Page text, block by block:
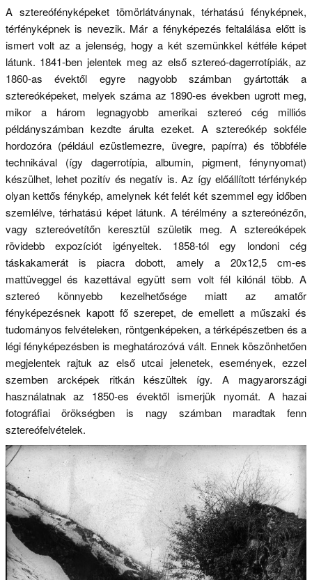
A sztereófényképeket tömörlátványnak, térhatású fényképnek,
térfényképnek is nevezik. Már a fényképezés feltalálása előtt is
ismert volt az a jelenség, hogy a két szemünkkel kétféle képet
látunk. 1841-ben jelentek meg az első sztereó-dagerrotípiák, az
1860-as évektől egyre nagyobb számban gyártották a
sztereóképeket, melyek száma az 1890-es években ugrott meg,
mikor a három legnagyobb amerikai sztereó cég milliós
példányszámban kezdte árulta ezeket. A sztereókép sokféle
hordozóra (például ezüstlemezre, üvegre, papírra) és többféle
technikával (így dagerrotípia, albumin, pigment, fénynyomat)
készülhet, lehet pozitív és negatív is. Az így előállított térfénykép
olyan kettős fénykép, amelynek két felét két szemmel egy időben
szemlélve, térhatású képet látunk. A térélmény a sztereónézőn,
vagy sztereóvetítőn keresztül születik meg. A sztereóképek
rövidebb expozíciót igényeltek. 1858-tól egy londoni cég
táskakamerát is piacra dobott, amely a 20x12,5 cm-es
mattüveggel és kazettával együtt sem volt fél kilónál több. A
sztereó könnyebb kezelhetősége miatt az amatőr
fényképezésnek kapott fő szerepet, de emellett a műszaki és
tudományos felvételeken, röntgenképeken, a térképészetben és a
légi fényképezésben is meghatározóvá vált. Ennek köszönhetően
megjelentek rajtuk az első utcai jelenetek, események, ezzel
szemben arcképek ritkán készültek így. A magyarországi
használatnak az 1850-es évektől ismerjük nyomát. A hazai
fotográfiai örökségben is nagy számban maradtak fenn
sztereófelvételek.